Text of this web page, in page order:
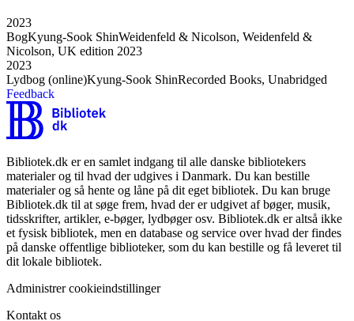
2023
BogKyung-Sook ShinWeidenfeld & Nicolson, Weidenfeld &
Nicolson, UK edition 2023
2023
Lydbog (online)Kyung-Sook ShinRecorded Books, Unabridged
Feedback
Bibliotek.dk er en samlet indgang til alle danske bibliotekers
materialer og til hvad der udgives i Danmark. Du kan bestille
materialer og så hente og låne på dit eget bibliotek. Du kan bruge
Bibliotek.dk til at søge frem, hvad der er udgivet af bøger, musik,
tidsskrifter, artikler, e-bøger, lydbøger osv. Bibliotek.dk er altså ikke
et fysisk bibliotek, men en database og service over hvad der findes
på danske offentlige biblioteker, som du kan bestille og få leveret til
dit lokale bibliotek.
Administrer cookieindstillinger
Kontakt os